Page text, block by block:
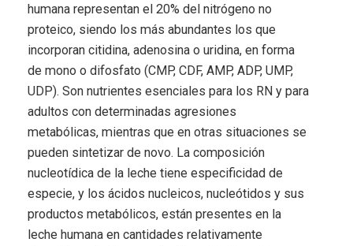
humana representan el 20% del nitrógeno no
proteico, siendo los más abundantes los que
incorporan citidina, adenosina o uridina, en forma
de mono o difosfato (CMP, CDF, AMP, ADP, UMP,
UDP). Son nutrientes esenciales para los RN y para
adultos con determinadas agresiones
metabólicas, mientras que en otras situaciones se
pueden sintetizar de novo. La composición
nucleotídica de la leche tiene especificidad de
especie, y los ácidos nucleicos, nucleótidos y sus
productos metabólicos, están presentes en la
leche humana en cantidades relativamente